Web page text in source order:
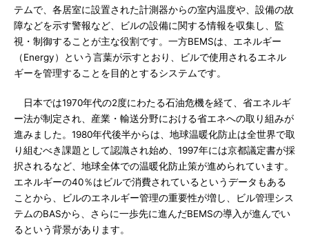
テムで、各居室に設置された計測器からの室内温度や、設備の故
障などを示す警報など、ビルの設備に関する情報を収集し、監
視・制御することが主な役割です。一方BEMSは、エネルギー
（Energy）という言葉が示すとおり、ビルで使用されるエネル
ギーを管理することを目的とするシステムです。
日本では1970年代の2度にわたる石油危機を経て、省エネルギ
ー法が制定され、産業・輸送分野における省エネへの取り組みが
進みました。1980年代後半からは、地球温暖化防止は全世界で取
り組むべき課題として認識され始め、1997年には京都議定書が採
択されるなど、地球全体での温暖化防止策が進められています。
エネルギーの40％はビルで消費されているというデータもある
ことから、ビルのエネルギー管理の重要性が増し、ビル管理シス
テムのBASから、さらに一歩先に進んだBEMSの導入が進んでい
るという背景があります。